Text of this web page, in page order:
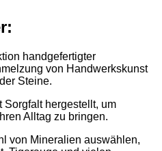
handgefertigter
von Handwerkskunst
Steine.
Sorgfalt hergestellt, um
Alltag zu bringen.
von Mineralien auswählen,